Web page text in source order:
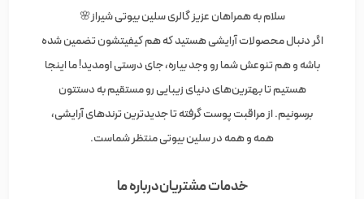
سلام به همراهان عزیز گالری سلین بیوتی شیراز🌸
اگر دنبال محصولات آرایشی هستید که هم کیفیتشون تضمین شده
باشه و هم تنوعش شما رو وجد بیاره، جای درستی اومدید! ما اینجا
هستیم تا بهترین‌های دنیای زیبایی رو مستقیم به دستتون
برسونیم. از مراقبت پوست گرفته تا جدیدترین ترندهای آرایشی،
همه و همه در سلین بیوتی منتظر شماست.
خدمات مشتریاندرباره ما